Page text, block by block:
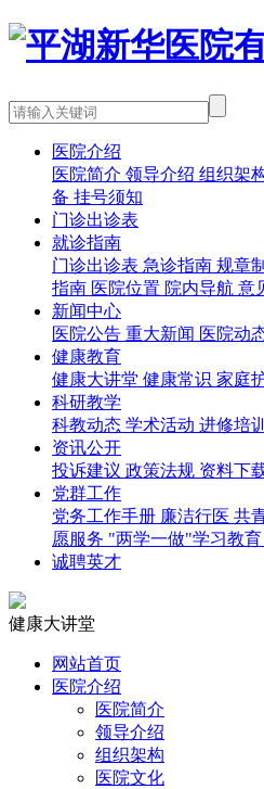
医院介绍
医院简介 领导介绍 组织架
备 挂号须知
门诊出诊表
就诊指南
门诊出诊表 急诊指南 规章
指南 医院位置 院内导航 意
新闻中心
医院公告 重大新闻 医院动
健康教育
健康大讲堂 健康常识 家庭
科研教学
科教动态 学术活动 进修培训
资讯公开
投诉建议 政策法规 资料下
党群工作
党务工作手册 廉洁行医 共
愿服务 "两学一做"学习教育
诚聘英才
健康大讲堂
网站首页
医院介绍
医院简介
领导介绍
组织架构
医院文化